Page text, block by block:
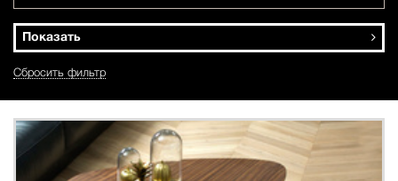
Показать
Сбросить фильтр